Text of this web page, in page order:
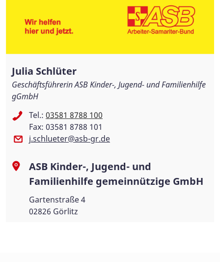
Julia Schlüter
Geschäftsführerin ASB Kinder-, Jugend- und Familienhilfe
gGmbH
Tel.: 03581 8788 100
Fax: 03581 8788 101
j.schlueter@asb-gr.de
ASB Kinder-, Jugend- und
Familienhilfe gemeinnützige GmbH
Gartenstraße 4
02826 Görlitz